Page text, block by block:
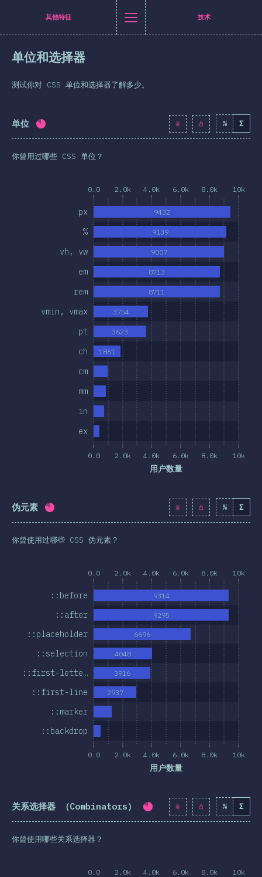
Hans] general.title
[zh-Hans] general.back_to_intro
[zh-Hans] general.close_nav
者统计
特性
布局
大奖
至 Facebook
分享至 LinkedIn
通过邮件分享
其他特征 技术
单位和选择器
测试你对 CSS 单位和选择器了解多少。
单位 完成率: % Σ
你曾用过哪些 CSS 单位？
0.0 2.0k 4.0k 6.0k 8.0k 10k
0.0 2.0k 4.0k 6.0k 8.0k 10k
用户数量
ex
in
mm
cm
ch
pt
vmin, vmax
rem
em
vh, vw
%
px
1861
3623
3754
8711
8713
9007
9139
9432
伪元素 完成率: % Σ
你曾使用过哪些 CSS 伪元素？
0.0 2.0k 4.0k 6.0k 8.0k 10k
0.0 2.0k 4.0k 6.0k 8.0k 10k
用户数量
::backdrop
::marker
::first-line
::first-lette…
::selection
::placeholder
::after
::before
2937
3916
4048
6696
9295
9314
关系选择器 （Combinators） 完成率: 81.8% ( 9398 )
% Σ
你曾使用哪些关系选择器？
0.0 2.0k 4.0k 6.0k 8.0k 10k